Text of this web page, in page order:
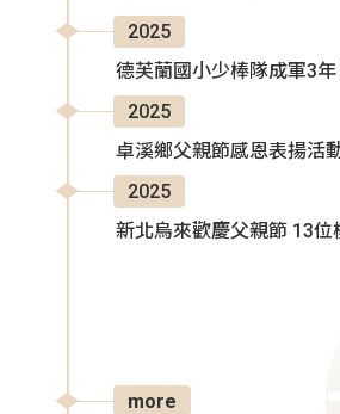
2025
德芙蘭國小少棒隊成軍3
2025
卓溪鄉父親節感恩表揚活
2025
新北烏來歡慶父親節 13位
more